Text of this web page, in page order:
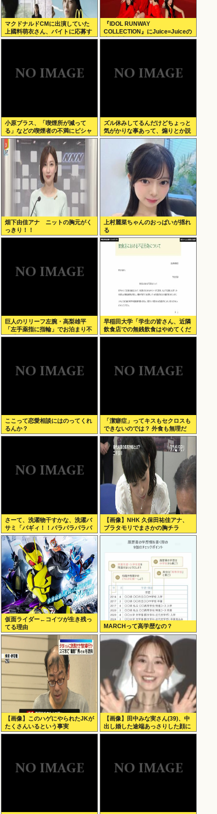
マクドナルドCMに出演していた
上國料萌衣さん、バイトに応募す
るも書類選考で落ちる
『IDOL RUNWAY
COLLECTION』にJuice=Juiceの
出演決定
小原ブラス、「喫煙所が減って
る」などの喫煙者の不満にピシャ
リ 「じゃあやめれば？タバコなん
て家でだけ吸ってればいい」
ズル休みしてるんだけどちょっと
気がかりな事あって、煽りとか説
教とか抜きに客観的意見くれる人
だけきてくれ
畑下由佳アナ ニットの胸元がく
っきり！！
上村麗菜ちゃんのおっぱいが揺れ
る
巨人のリリーフ左腕・高梨雄平
「左手薬指に指輪」でお泊まり不
倫愛
早稲田大学「学生の皆さん、近隣
飲食店での無銭飲食はやめてくだ
さい」
ここって恋愛相談にはのってくれ
るんか？
「潔癖症」ってキスもセクロスも
できないのでは？ 外食も無理だ
ろ。
さーて、洗濯物干すかな、洗濯バ
サミ「バギィ！！パラパラパラパ
ラ」
【画像】NHK 久保田祐佳アナ、
ブラタモリでまさかの胸チラ
仮面ライダー←コイツが生き残っ
てる理由
MARCHって高学歴なの？
【画像】このハゲにやられたJKが
たくさんいるという事実
【画像】田中みな実さん(39)、中
出し婚した途端あっさりした顔に
なる